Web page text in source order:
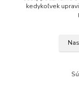
kedykoľvek